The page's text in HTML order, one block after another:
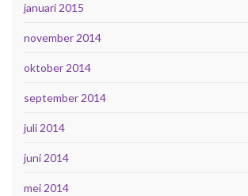
januari 2015
november 2014
oktober 2014
september 2014
juli 2014
juni 2014
mei 2014